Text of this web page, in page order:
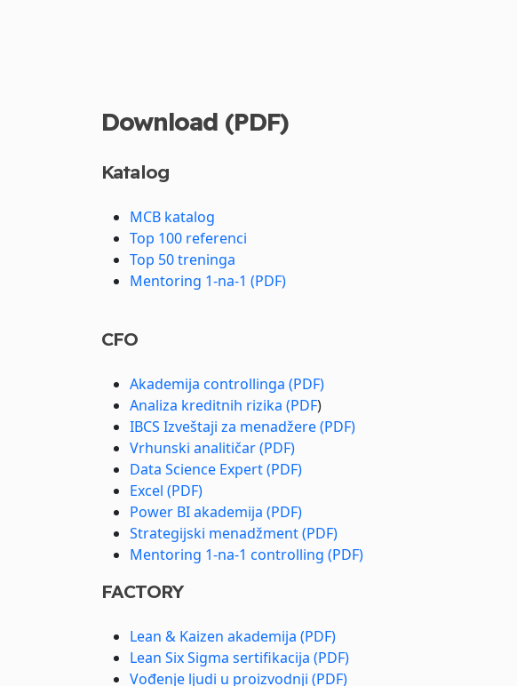
Download (PDF)
Katalog
MCB katalog
Top 100 referenci
Top 50 treninga
Mentoring 1-na-1 (PDF)
CFO
Akademija controllinga (PDF)
Analiza kreditnih rizika (PDF)
IBCS Izveštaji za menadžere (PDF)
Vrhunski analitičar (PDF)
Data Science Expert (PDF)
Excel (PDF)
Power BI akademija (PDF)
Strategijski menadžment (PDF)
Mentoring 1-na-1 controlling (PDF)
FACTORY
Lean & Kaizen akademija (PDF)
Lean Six Sigma sertifikacija (PDF)
Vođenje ljudi u proizvodnji (PDF)